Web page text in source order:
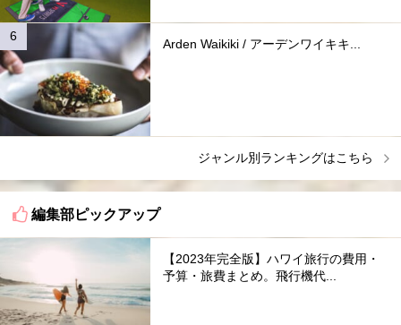
Arden Waikiki / アーデンワイキキ...
ジャンル別ランキングはこちら
編集部ピックアップ
【2023年完全版】ハワイ旅行の費用・
予算・旅費まとめ。飛行機代...